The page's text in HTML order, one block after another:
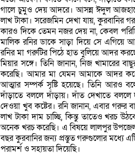
গালে চুমুও দেয় আদরে। আসন্ন ঈদুল
লাখ টাকা। সরেজমিন দেখা যায়, কুরবানির
কারও দিকে তেমন নজর দেয় না, কেবল
মালিক রনির ডাকে সাড়া দিয়ে সে এগিয়ে
রনির মা গরুটির পিঠে হাত বুলিয়ে আদর
মিয়ার সঙ্গে। তিনি জানান, নিজ খামারের
করেছি। আমার মা যেমন আমাকে আদর
আত্মার সম্পর্ক সৃষ্টি হয়েছে। তিনি আরও
দাঁড়াতে বললে দাঁড়ায়। দাঁত দেখাতে
দেওয়া খুব কষ্টের। রনি জানান, এবার গরুর
লাখ টাকা দাম চাচ্ছি, কিন্তু তাতেও খরচ
অনেক খরচ করেছি। এ বিষয়ে লালপুর
বছর কুরবানির জন্য প্রস্তুত গরুগুলোর মধ্যে
পরামর্শ ও সহায়তা দিয়েছি।